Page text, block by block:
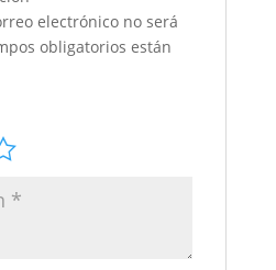
electrónico no será
obligatorios están